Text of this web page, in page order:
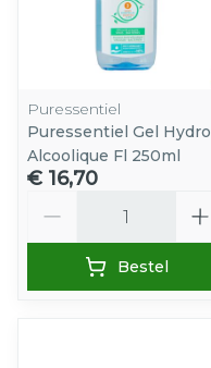
Puressentiel
Puressentiel Gel Hydro
Alcoolique Fl 250ml
€ 16,70
Bestel